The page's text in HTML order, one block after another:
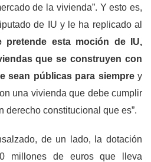
de la vivienda”. Y esto es,
de IU y le ha replicado al
pretende esta moción de IU,
que se construyen con
sean públicas para siemprey
una vivienda que debe cumplir
derecho constitucional que es”.
de un lado, la dotación
millones de euros que lleva